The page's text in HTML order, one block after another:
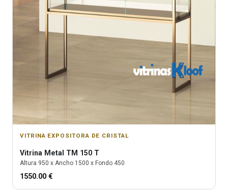
VITRINA EXPOSITORA DE CRISTAL
Vitrina Metal TM 150 T
Altura 950 x Ancho 1500 x Fondo 450
1550.00 €